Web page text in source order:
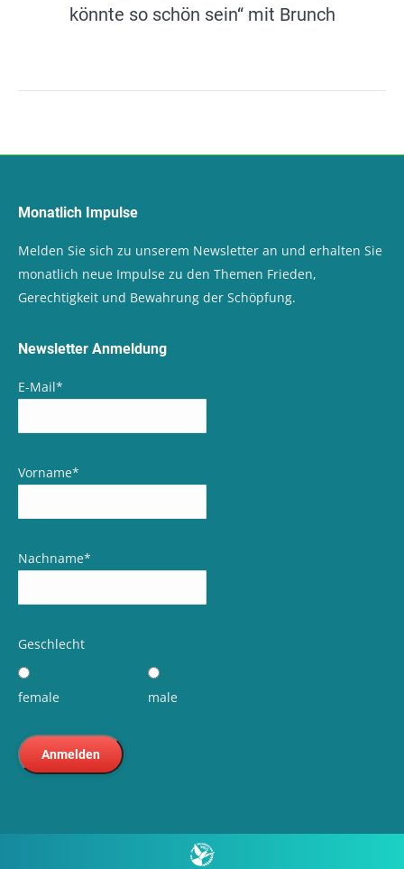
könnte so schön sein“ mit Brunch
Monatlich Impulse
Melden Sie sich zu unserem Newsletter an und erhalten Sie
monatlich neue Impulse zu den Themen Frieden,
Gerechtigkeit und Bewahrung der Schöpfung.
Newsletter Anmeldung
E-Mail*
Vorname*
Nachname*
Geschlecht
female male